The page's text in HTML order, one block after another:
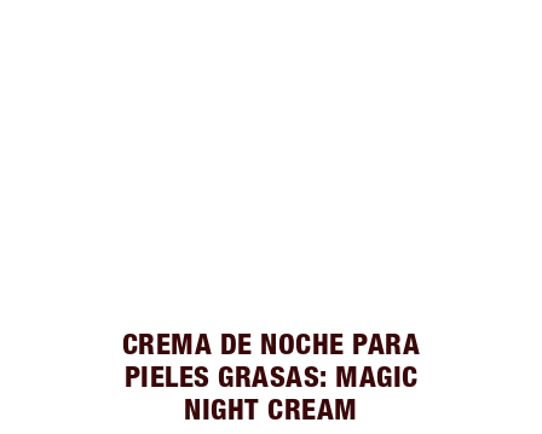
CREMA DE NOCHE PARA
PIELES GRASAS: MAGIC
NIGHT CREAM